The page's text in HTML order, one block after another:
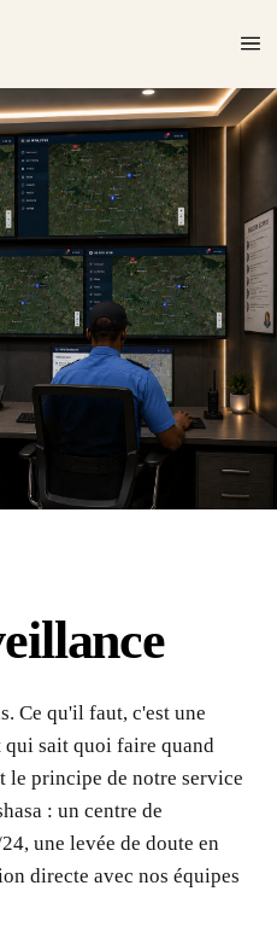
Ce qu'il faut, c'est une
sait quoi faire quand
le principe de notre service
: un centre de
une levée de doute en
directe avec nos équipes